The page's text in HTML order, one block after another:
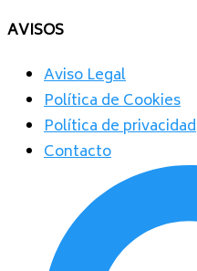
AVISOS
Aviso Legal
Política de Cookies
Política de privacidad
Contacto